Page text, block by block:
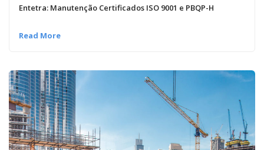
Entetra: Manutenção Certificados ISO 9001 e PBQP-H
Read More